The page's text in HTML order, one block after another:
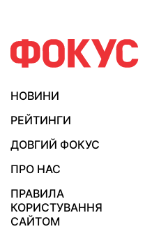
НОВИНИ
РЕЙТИНГИ
ДОВГИЙ ФОКУС
ПРО НАС
ПРАВИЛА
КОРИСТУВАННЯ
САЙТОМ